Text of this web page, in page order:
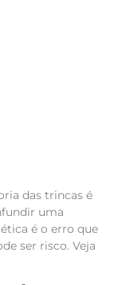
das trincas é
uma
é o erro que
ser risco. Veja